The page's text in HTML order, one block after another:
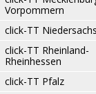
Vorpommern
click-TT
click-TT Rheinland-
Rheinhessen
click-TT Pfalz